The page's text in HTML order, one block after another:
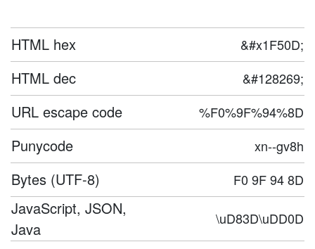
HTML hex &#x1F50D;
HTML dec &#128269;
URL escape code %F0%9F%94%8D
Punycode xn--gv8h
Bytes (UTF-8) F0 9F 94 8D
JavaScript, JSON,
Java
\uD83D\uDD0D